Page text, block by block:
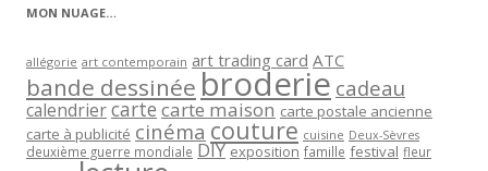
MON NUAGE…
allégorie art contemporain art trading card ATC
bande dessinée broderie cadeau
calendriercartecarte maison carte postale ancienne
carte à publicité cinéma couture cuisine Deux-Sèvres
deuxième guerre mondiale DIY exposition famille festival fleur